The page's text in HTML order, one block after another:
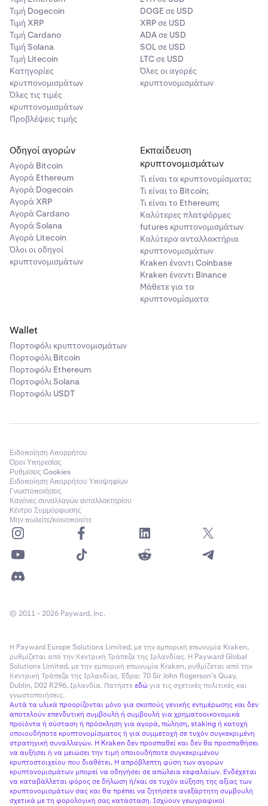
Ας υποθέσουμε ότι αγοράσατε SOL όταν η τιμή ήταν
20 $ και θέλετε να προστατευτείτε από τυχόν ζημίες
μεγαλύτερες από 50%. Ορίζετε την τιμή πώλησης-
στόχο σας στα 10 $. Εάν η τιμή του SOL πέσει στα 10
$, η εντολή σας θα εκτελεστεί.
Τιμή Dogecoin
Τιμή XRP
Τιμή Cardano
Τιμή Solana
Τιμή Litecoin
Κατηγορίες
κρυτπονομισμάτων
Όλες τις τιμές
κρυπτονομισμάτων
Προβλέψεις τιμής
DOGE σε USD
XRP σε USD
ADA σε USD
SOL σε USD
LTC σε USD
Όλες οι αγορές
κρυπτονομισμάτων
Οδηγοί αγορών
Αγορά Bitcoin
Αγορά Ethereum
Αγορά Dogecoin
Αγορά XRP
Αγορά Cardano
Αγορά Solana
Αγορά Litecoin
Όλοι οι οδηγοί
κρυπτονομισμάτων
Εκπαίδευση
κρυπτονομισμάτων
Τι είναι τα κρυπτονομίσματα;
Τι είναι το Bitcoin;
Τι είναι το Ethereum;
Καλύτερες πλατφόρμες
futures κρυπτονομισμάτων
Καλύτερα ανταλλακτήρια
κρυπτονομισμάτων
Kraken έναντι Coinbase
Kraken έναντι Binance
Μάθετε για τα
κρυπτονομίσματα
Wallet
Πορτοφόλι κρυπτονομισμάτων
Πορτοφόλι Bitcoin
Πορτοφόλι Ethereum
Πορτοφόλι Solana
Πορτοφόλι USDT
Ειδοποίηση Απορρήτου
Όροι Υπηρεσίας
Ρυθμίσεις Cookies
Ειδοποίηση Απορρήτου Υποψηφίων
Γνωστοποιήσεις
Κανόνες συναλλαγών ανταλλακτηρίου
Κέντρο Συμμόρφωσης
Μην πωλείτε/κοινοποιείτε
© 2011 - 2026 Payward, Inc.
Η Payward Europe Solutions Limited, με την εμπορική επωνυμία Kraken,
ρυθμίζεται από την Κεντρική Τράπεζα της Ιρλανδίας. Η Payward Global
Solutions Limited, με την εμπορική επωνυμία Kraken, ρυθμίζεται από την
Κεντρική Τράπεζα της Ιρλανδίας. Έδρα: 70 Sir John Rogerson’s Quay,
Dublin, D02 R296, Ιρλανδία. Πατήστεεδώγια τις σχετικές πολιτικές και
γνωστοποιήσεις.
Αυτά τα υλικά προορίζονται μόνο για σκοπούς γενικής ενημέρωσης και δεν
αποτελούν επενδυτική συμβουλή ή συμβουλή για χρηματοοικονομικά
προϊόντα ή σύσταση ή πρόσκληση για αγορά, πώληση, staking ή κατοχή
οποιουδήποτε κρυπτονομίσματος ή για συμμετοχή σε τυχόν συγκεκριμένη
στρατηγική συναλλαγών. Η Kraken δεν προσπαθεί και δεν θα προσπαθήσει
να αυξήσει ή να μειώσει την τιμή οποιουδήποτε συγκεκριμένου
κρυπτοστοιχείου που διαθέτει. Η απρόβλεπτη φύση των αγορών
κρυπτονομισμάτων μπορεί να οδηγήσει σε απώλεια κεφαλαίων. Ενδέχεται
να καταβάλλεται φόρος σε δήλωση ή/και σε τυχόν αύξηση της αξίας των
κρυπτονομισμάτων σας και θα πρέπει να ζητήσετε ανεξάρτητη συμβουλή
σχετικά με τη φορολογική σας κατάσταση. Ισχύουν γεωγραφικοί